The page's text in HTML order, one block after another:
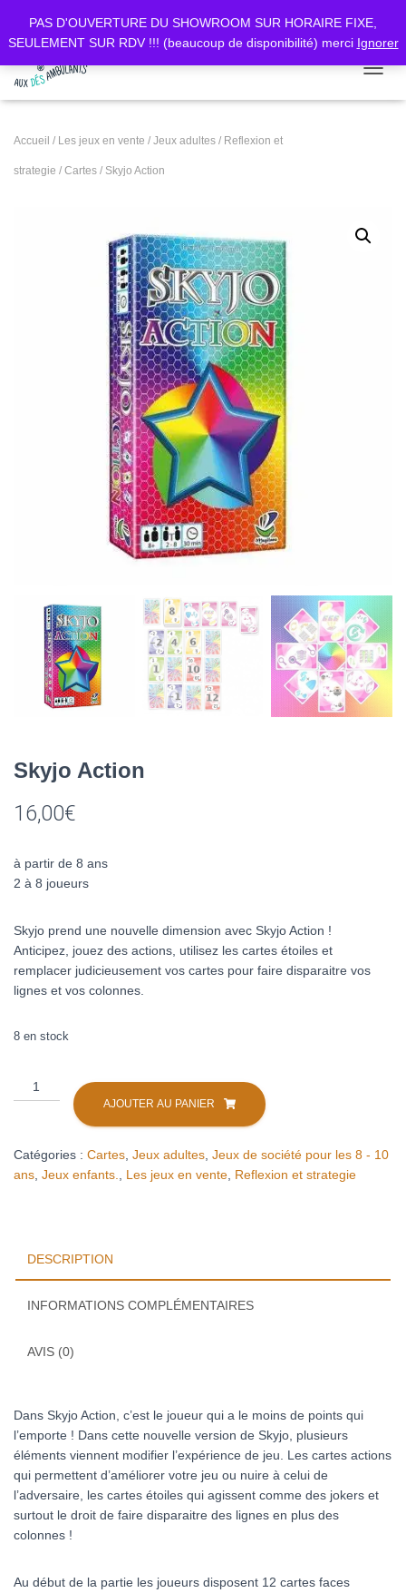
PAS D'OUVERTURE DU SHOWROOM SUR HORAIRE FIXE,
SEULEMENT SUR RDV !!! (beaucoup de disponibilité) merci Ignorer
Accueil / Les jeux en vente / Jeux adultes / Reflexion et
strategie / Cartes / Skyjo Action
Skyjo Action
16,00€
à partir de 8 ans
2 à 8 joueurs
Skyjo prend une nouvelle dimension avec Skyjo Action !
Anticipez, jouez des actions, utilisez les cartes étoiles et
remplacer judicieusement vos cartes pour faire disparaitre vos
lignes et vos colonnes.
8 en stock
quantité
de
AJOUTER AU PANIER
Catégories : Cartes Jeux adultes Jeux de société pour les 8 - 10
ans Jeux enfants. Les jeux en vente Reflexion et strategie
DESCRIPTION
INFORMATIONS COMPLÉMENTAIRES
AVIS (0)
Dans Skyjo Action, c’est le joueur qui a le moins de points qui
l’emporte ! Dans cette nouvelle version de Skyjo, plusieurs
éléments viennent modifier l’expérience de jeu. Les cartes actions
qui permettent d’améliorer votre jeu ou nuire à celui de
l’adversaire, les cartes étoiles qui agissent comme des jokers et
surtout le droit de faire disparaitre des lignes en plus des
colonnes !
Au début de la partie les joueurs disposent 12 cartes faces